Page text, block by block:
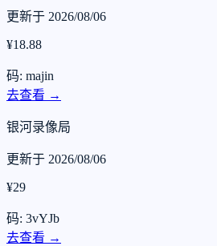
更新于 2026/08/06
¥18.88
码: majin
去查看 →
银河录像局
更新于 2026/08/06
¥29
码: 3vYJb
去查看 →